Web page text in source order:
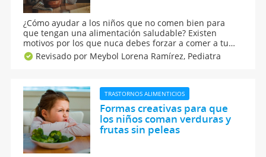
¿Cómo ayudar a los niños que no comen bien para
que tengan una alimentación saludable? Existen
motivos por los que nuca debes forzar a comer a tu
hijo si tiene falta de apetito. Descubre por qué no
debemos obligar a nuestros hijos a comer cuando no
Revisado por Meybol Lorena Ramírez, Pediatra
TRASTORNOS ALIMENTICIOS
Formas creativas para que
los niños coman verduras y
frutas sin peleas